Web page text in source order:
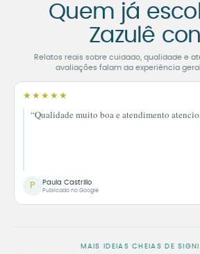
Quem já
Zazulê
Relatos reais sobre cuidado, qualidade e
avaliações falam da experiência
★★★★★
“Qualidade muito boa e atendimento
P Paula Castrillo
Publicado no Google
MAIS IDEIAS CHEIAS DE